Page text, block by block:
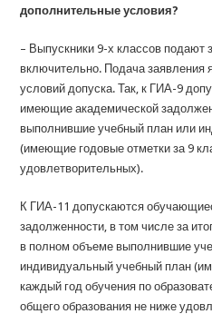
дополнительные условия?
– Выпускники 9-х классов подают
включительно. Подача заявления
условий допуска. Так, к ГИА-9
имеющие академической
выполнившие учебный план или
(имеющие годовые отметки за 9
удовлетворительных).
К ГИА-11 допускаются
задолженности, в том числе за
в полном объеме выполнившие
индивидуальный учебный план
каждый год обучения по
общего образования не ниже